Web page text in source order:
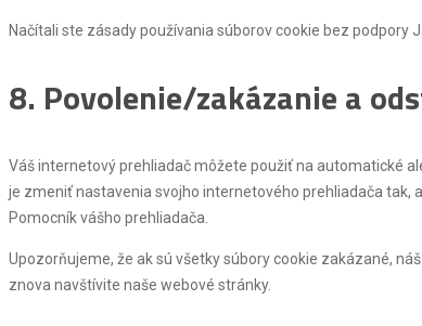
Načítali ste zásady používania súborov cookie bez podpory
8. Povolenie/zakázanie a
Váš internetový prehliadač môžete použiť na automatické
je zmeniť nastavenia svojho internetového prehliadača tak,
Pomocník vášho prehliadača.
Upozorňujeme, že ak sú všetky súbory cookie zakázané,
znova navštívite naše webové stránky.